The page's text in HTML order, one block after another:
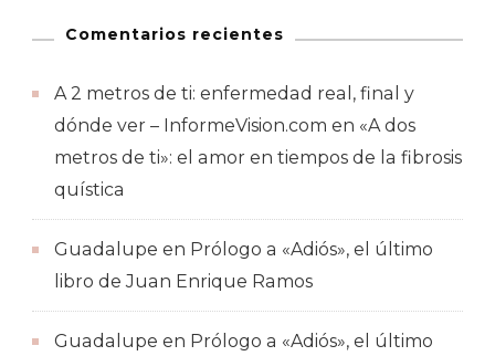
Comentarios recientes
A 2 metros de ti: enfermedad real, final y
dónde ver – InformeVision.com en «A dos
metros de ti»: el amor en tiempos de la fibrosis
quística
Guadalupe en Prólogo a «Adiós», el último
libro de Juan Enrique Ramos
Guadalupe en Prólogo a «Adiós», el último